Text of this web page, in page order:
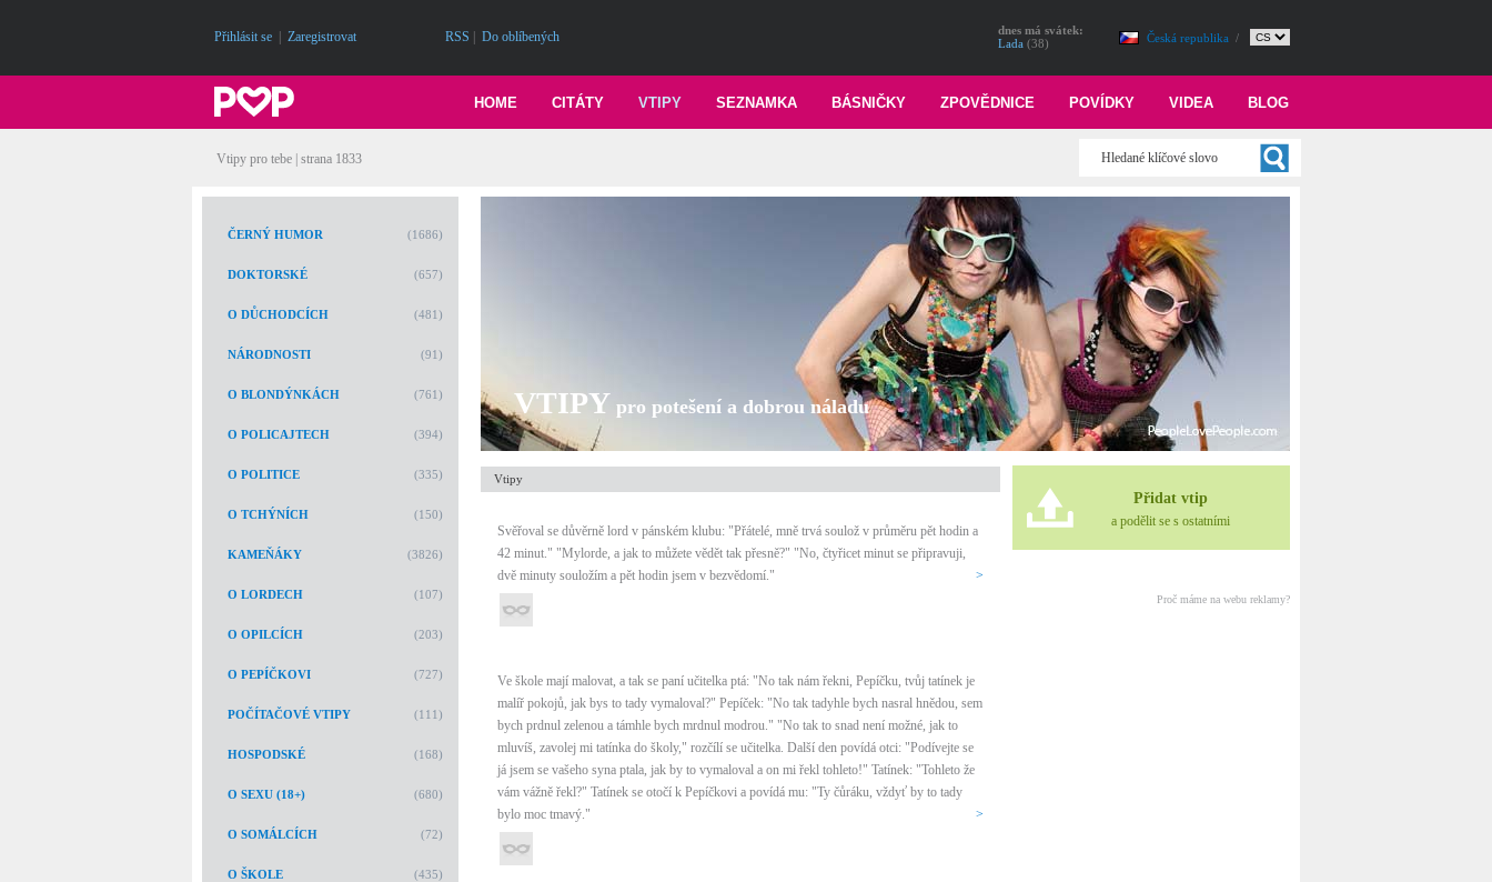
Přihlásit se Zaregistrovat RSS Do oblíbených Česká republika /
dnes má svátek:
Lada (38)
BLOG
VIDEA
POVÍDKY
ZPOVĚDNICE
BÁSNIČKY
SEZNAMKA
VTIPY
CITÁTY
HOME
Vtipy pro tebe | strana 1833
ČERNÝ HUMOR (1686)
DOKTORSKÉ (657)
O DŮCHODCÍCH (481)
NÁRODNOSTI (91)
O BLONDÝNKÁCH (761)
O POLICAJTECH (394)
O POLITICE (335)
O TCHÝNÍCH (150)
KAMEŇÁKY (3826)
O LORDECH (107)
O OPILCÍCH (203)
O PEPÍČKOVI (727)
POČÍTAČOVÉ VTIPY (111)
HOSPODSKÉ (168)
O SEXU (18+) (680)
O SOMÁLCÍCH (72)
O ŠKOLE (435)
VTIPY pro potešení a dobrou náladu
Vtipy
Svěřoval se důvěrně lord v pánském klubu: "Přátelé, mně trvá soulož v průměru pět hodin a
42 minut." "Mylorde, a jak to můžete vědět tak přesně?" "No, čtyřicet minut se připravuji,
dvě minuty souložím a pět hodin jsem v bezvědomí."
>
Ve škole mají malovat, a tak se paní učitelka ptá: "No tak nám řekni, Pepíčku, tvůj tatínek je
malíř pokojů, jak bys to tady vymaloval?" Pepíček: "No tak tadyhle bych nasral hnědou, sem
bych prdnul zelenou a támhle bych mrdnul modrou." "No tak to snad není možné, jak to
mluvíš, zavolej mi tatínka do školy," rozčílí se učitelka. Další den povídá otci: "Podívejte se
já jsem se vašeho syna ptala, jak by to vymaloval a on mi řekl tohleto!" Tatínek: "Tohleto že
vám vážně řekl?" Tatínek se otočí k Pepíčkovi a povídá mu: "Ty čůráku, vždyť by to tady
bylo moc tmavý."
>
Přidat vtip
a podělit se s ostatními
Proč máme na webu reklamy?